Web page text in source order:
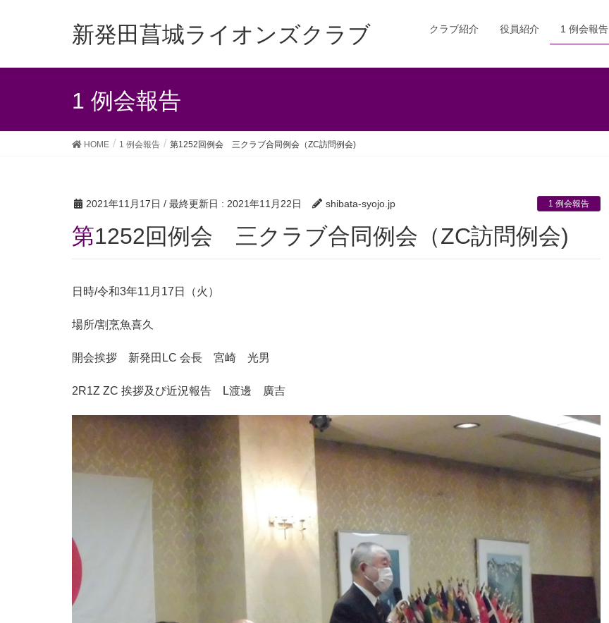
新発田菖城ライオンズクラブ クラブ紹介 役員紹介 1 例会報告
1 例会報告
HOME 1 例会報告 第1252回例会 三クラブ合同例会（ZC訪問例会)
2021年11月17日 / 最終更新日 : 2021年11月22日 shibata-syojo.jp 1 例会報告
第1252回例会 三クラブ合同例会（ZC訪問例会)
日時/令和3年11月17日（火）
場所/割烹魚喜久
開会挨拶 新発田LC 会長 宮崎 光男
2R1Z ZC 挨拶及び近況報告 L渡邊 廣吉